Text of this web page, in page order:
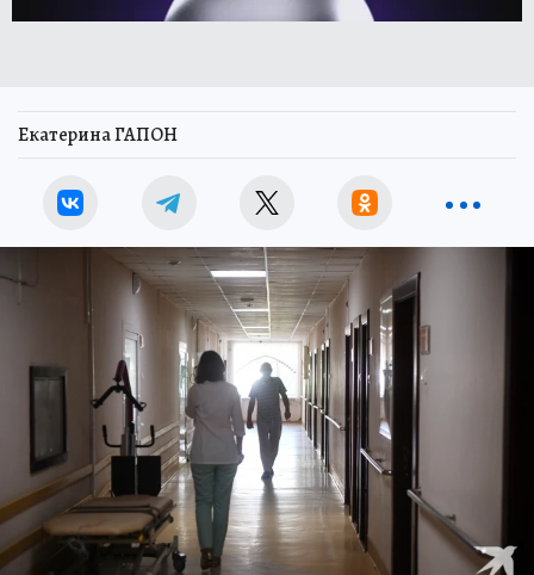
Екатерина ГАПОН